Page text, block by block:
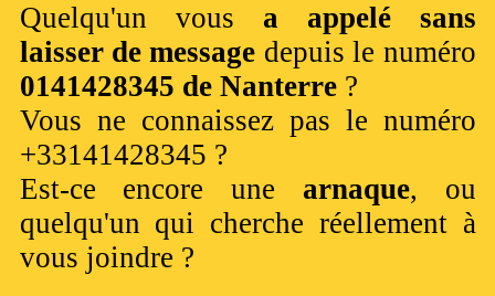
Quelqu'un vous a appelé sans
laisser de message depuis le numéro
0141428345 de Nanterre?
Vous ne connaissez pas le numéro
+33141428345 ?
Est-ce encore une arnaque, ou
quelqu'un qui cherche réellement à
vous joindre ?